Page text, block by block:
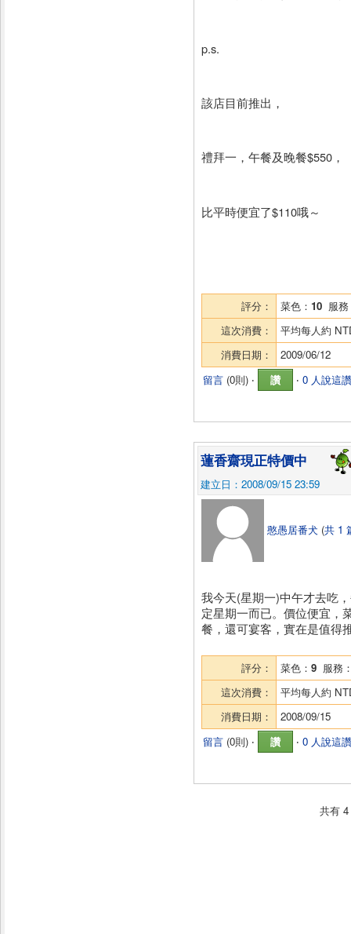
p.s.
該店目前推出，
禮拜一，午餐及晚餐$550，
比平時便宜了$110哦～
評分： 菜色： 10服務
這次消費：
平均每人約
消費日期：
2009/06/12
留言(0則) ‧ 讚 ‧ 0 人說這讚
蓮香齋現正特價中
建立日：2008/09/15 23:59
憨愚居番犬 (共 1
我今天(星期一)中午才去吃
定星期一而已。價位便宜，
餐，還可宴客，實在是值得
評分： 菜色： 9服務
這次消費：
平均每人約
消費日期：
2008/09/15
留言(0則) ‧ 讚 ‧ 0 人說這讚
共有 4